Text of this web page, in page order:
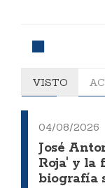
VISTO
04/08/2026
José
Roja' y la
biografía